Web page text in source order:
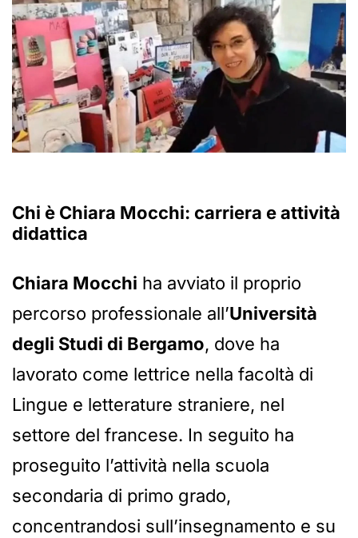
Chi è Chiara Mocchi: carriera e attività
didattica
Chiara Mocchi ha avviato il proprio
percorso professionale all’Università
degli Studi di Bergamo, dove ha
lavorato come lettrice nella facoltà di
Lingue e letterature straniere, nel
settore del francese. In seguito ha
proseguito l’attività nella scuola
secondaria di primo grado,
concentrandosi sull’insegnamento e su